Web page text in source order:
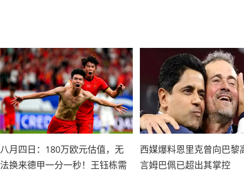
八月四日：180万欧元估值，无
法换来德甲一分一秒！王钰栋需
西媒爆料恩里克曾向巴黎
言姆巴佩已超出其掌控